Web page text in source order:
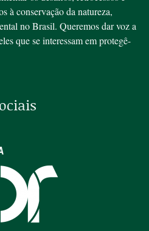
à conservação da natureza,
no Brasil. Queremos dar voz a
que se interessam em protegê-